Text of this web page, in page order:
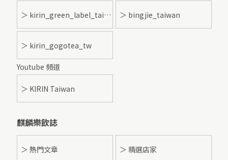
＞ kirin_green_label_taiwan ＞ bingjie_taiwan
＞ kirin_gogotea_tw
Youtube 頻道
＞ KIRIN Taiwan
麒麟樂飲誌
＞ 熱門文章 ＞ 精選店家